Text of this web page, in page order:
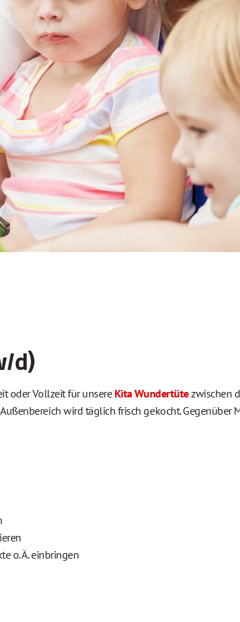
d)
oder Vollzeit für unsereKita Wundertütezwischen
wird täglich frisch gekocht. Gegenüber
o. Ä. einbringen